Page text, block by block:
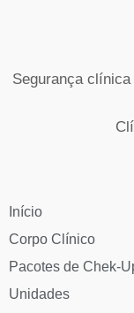
Segurança
Início
Corpo Clínico
Pacotes de Chek-
Unidades